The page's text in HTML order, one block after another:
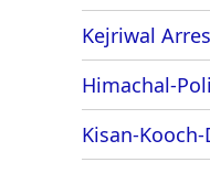
Kejriwal
Himachal-
Kisan-